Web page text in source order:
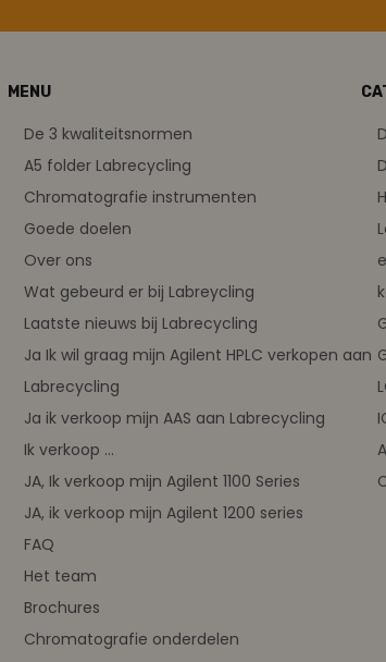
MENU
De 3 kwaliteitsnormen
A5 folder Labrecycling
Chromatografie instrumenten
Goede doelen
Over ons
Wat gebeurd er bij Labreycling
Laatste nieuws bij Labrecycling
Ja Ik wil graag mijn Agilent HPLC verkopen aan
Labrecycling
Ja ik verkoop mijn AAS aan Labrecycling
Ik verkoop ...
JA, Ik verkoop mijn Agilent 1100 Series
JA, ik verkoop mijn Agilent 1200 series
FAQ
Het team
Brochures
Chromatografie onderdelen